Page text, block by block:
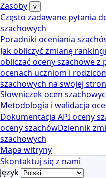
Zasoby
v
Często zadawane pytania
szachowych
Poradniki oceniania
Jak obliczyć zmianę
obliczać oceny szachowe z
ocenach uczniom i
szachowych na swojej
Słowniczek ocen
Metodologia i walidacja
Dokumentacja API oceny
oceny szachówDziennik
szachowych
Mapa witryny
Skontaktuj się z nami
Język